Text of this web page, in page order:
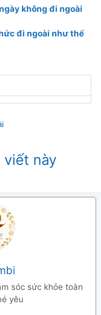
không đi ngoài
đi ngoài như thế
viết này
sóc sức khỏe toàn
yêu